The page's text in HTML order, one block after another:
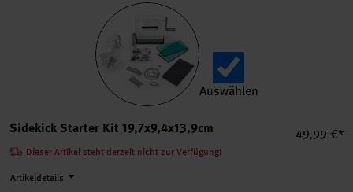
Auswählen
Sidekick Starter Kit 19,7x9,4x13,9cm
Einzelpreis
49,99 €*
Dieser Artikel steht derzeit nicht zur Verfügung!
Artikeldetails